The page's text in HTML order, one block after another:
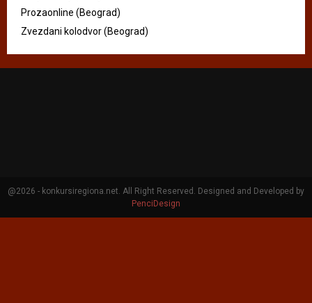
Prozaonline (Beograd)
Zvezdani kolodvor (Beograd)
@2026 - konkursiregiona.net. All Right Reserved. Designed and Developed by
PenciDesign